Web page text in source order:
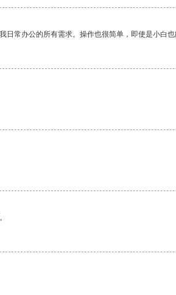
常办公的所有需求。操作也很简单，即使是小白也